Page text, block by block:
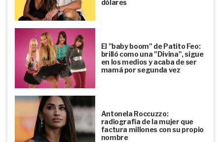
dólares
El "baby boom" de Patito Feo:
brilló como una "Divina", sigue
en los medios y acaba de ser
mamá por segunda vez
Antonela Roccuzzo:
radiografía de la mujer que
factura millones con su propio
nombre